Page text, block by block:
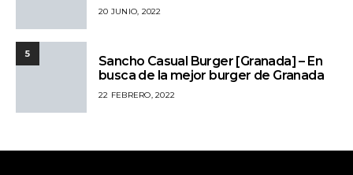
20 JUNIO, 2022
5
Sancho Casual Burger [Granada] – En
busca de la mejor burger de Granada
22 FEBRERO, 2022